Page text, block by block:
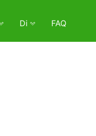
Di FAQ